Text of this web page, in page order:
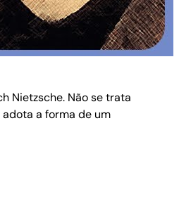
Nietzsche. Não se trata
a forma de um